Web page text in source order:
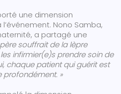
une dimension
Nono Samba,
a partagé une
souffrait de la lèpre
infirmier(e)s prendre soin de
chaque patient qui guérit est
profondément. »